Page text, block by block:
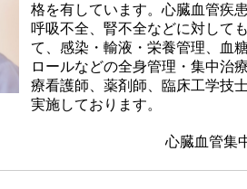
格を有しています。心臓血管疾
呼吸不全、腎不全などに対して
て、感染・輸液・栄養管理、血
ロールなどの全身管理・集中治
療看護師、薬剤師、臨床工学技
実施しております。
心臓血管集